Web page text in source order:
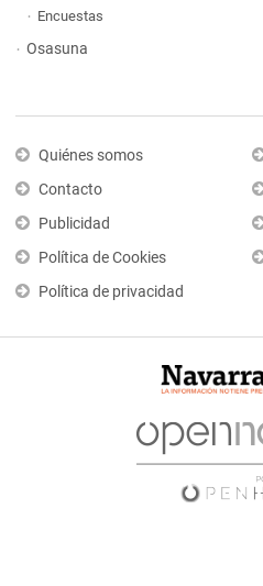
Encuestas
Osasuna
Quiénes somos
Contacto
Publicidad
Política de Cookies
Política de privacidad